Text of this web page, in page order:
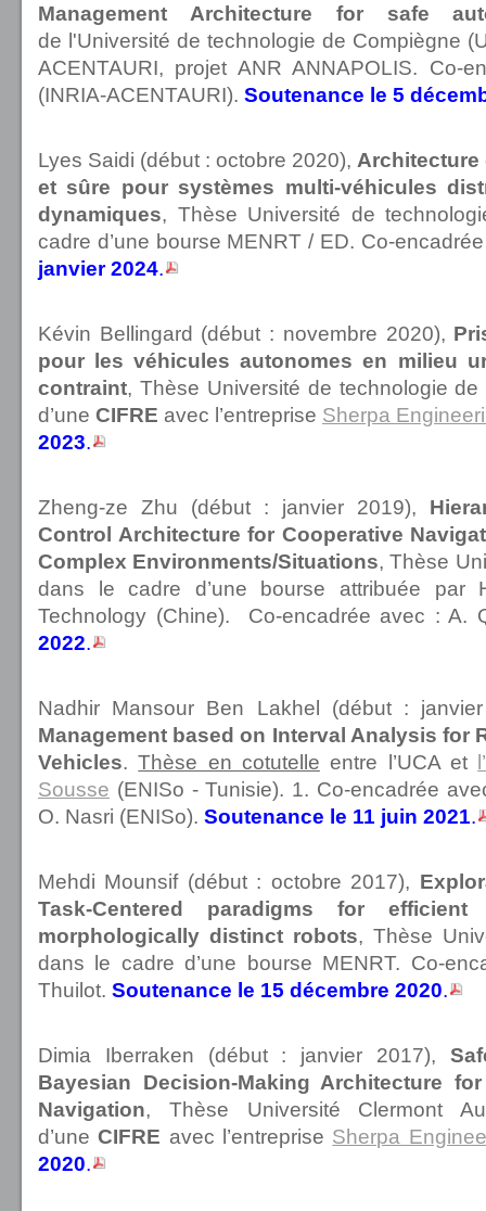
Management Architecture for safe
de l'Université de technologie de Compiègne
ACENTAURI, projet ANR ANNAPOLIS. Co-
(INRIA-ACENTAURI). Soutenance le 5
Lyes Saidi (début : octobre 2020), Architecture
et sûre pour systèmes multi-véhicules
dynamiques, Thèse Université de
cadre d’une bourse MENRT / ED. Co-
janvier 2024.
Kévin Bellingard (début : novembre 2020),
pour les véhicules autonomes en milieu
contraint, Thèse Université de technologie
d’une CIFRE avec l’entreprise Sherpa
2023.
Zheng-ze Zhu (début : janvier 2019),
Control Architecture for Cooperative
Complex Environments/Situations, Thèse
dans le cadre d’une bourse attribuée par
Technology (Chine). Co-encadrée avec : A.
2022.
Nadhir Mansour Ben Lakhel (début :
Management based on Interval Analysis for
Vehicles.Thèse en cotutelle entre l’UCA et
Sousse (ENISo - Tunisie). 1. Co-encadrée
O. Nasri (ENISo). Soutenance le 11 juin 2021.
Mehdi Mounsif (début : octobre 2017),
Task-Centered paradigms for
morphologically distinct robots, Thèse
dans le cadre d’une bourse MENRT. Co-
Thuilot. Soutenance le 15 décembre 2020.
Dimia Iberraken (début : janvier 2017),
Bayesian Decision-Making Architecture
Navigation, Thèse Université Clermont
d’uneCIFRE avec l’entreprise Sherpa
2020.